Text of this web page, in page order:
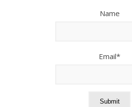
Name
Email*